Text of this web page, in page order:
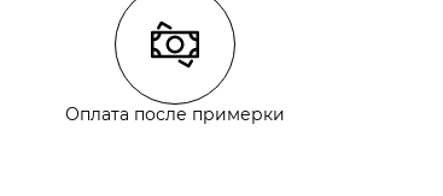
Оплата после примерки